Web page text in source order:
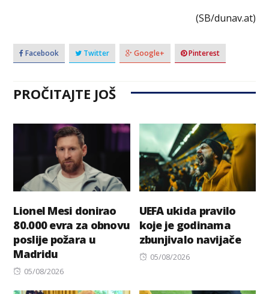
(SB/dunav.at)
Facebook Twitter Google+ Pinterest
PROČITAJTE JOŠ
Lionel Mesi donirao
80.000 evra za obnovu
poslije požara u
Madridu
Posted
05/08/2026
UEFA ukida pravilo
koje je godinama
zbunjivalo navijače
Posted
05/08/2026